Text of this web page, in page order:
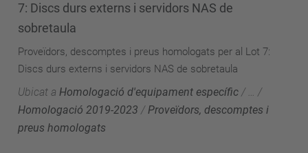
7: Discs durs externs i servidors NAS de
sobretaula
Proveïdors, descomptes i preus homologats per al Lot 7:
Discs durs externs i servidors NAS de sobretaula
Ubicat a Homologació d'equipament específic / … /
Homologació 2019-2023 /Proveïdors, descomptes i
preus homologats